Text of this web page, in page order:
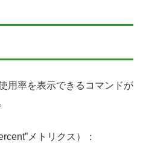
用率を表示できるコマンドが
メトリクス）：